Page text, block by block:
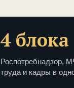
4 блока
Роспотребнадзор,
труда и кадры в